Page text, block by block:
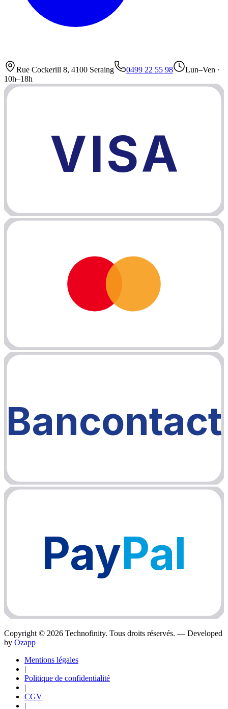
Rue Cockerill 8, 4100 Seraing 0499 22 55 98
Lun–Ven ·
10h–18h
VISA
Bancontact
PayPal
Copyright © 2026 Technofinity. Tous droits réservés. — Developed
by Ozapp
Mentions légales
|
Politique de confidentialité
|
CGV
|